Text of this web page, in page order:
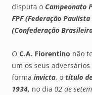
disputa o Campeonato
FPF (Federação
(Confederação
O C.A. Fiorentino não
um os seus
forma invicta, o título
1934, no dia 02 de